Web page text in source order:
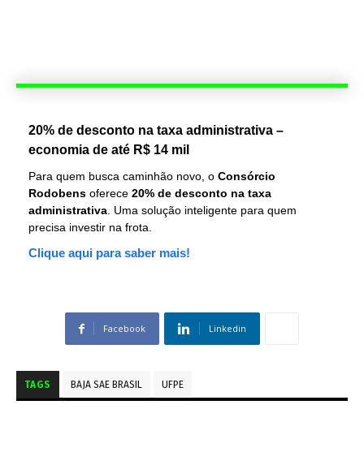
20% de desconto na taxa administrativa –
economia de até R$ 14 mil
Para quem busca caminhão novo, o Consórcio
Rodobens oferece 20% de desconto na taxa
administrativa . Uma solução inteligente para quem
precisa investir na frota.
Clique aqui para saber mais!
Facebook Linkedin
TAGS BAJA SAE BRASIL UFPE